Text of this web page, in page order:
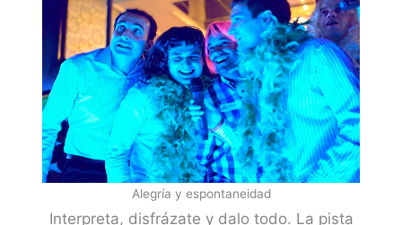
Alegría y espontaneidad
Interpreta, disfrázate y dalo todo. La pista